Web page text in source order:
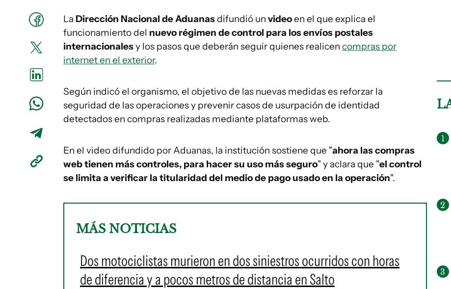
La Dirección Nacional de Aduanasdifundió un videoen el que explica el
funcionamiento del nuevo régimen de control para los envíos postales
internacionalesy los pasos que deberán seguir quienes realicen compras por
internet en el exterior.
Según indicó el organismo, el objetivo de las nuevas medidas es reforzar la
seguridad de las operaciones y prevenir casos de usurpación de identidad
detectados en compras realizadas mediante plataformas web.
En el video difundido por Aduanas, la institución sostiene que "ahora las compras
web tienen más controles, para hacer su uso más seguro" y aclara que "el control
se limita a verificar la titularidad del medio de pago usado en la operación".
MÁS NOTICIAS
Dos motociclistas murieron en dos siniestros ocurridos con horas
de diferencia y a pocos metros de distancia en Salto